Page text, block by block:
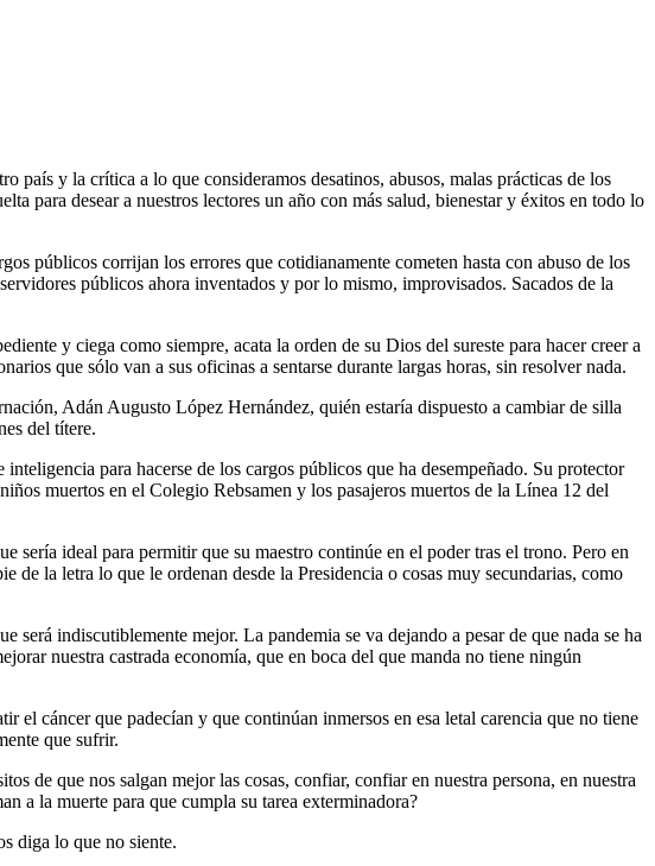
país y la crítica a lo que consideramos desatinos, abusos, malas prácticas de los
para desear a nuestros lectores un año con más salud, bienestar y éxitos en todo lo
públicos corrijan los errores que cotidianamente cometen hasta con abuso de los
públicos ahora inventados y por lo mismo, improvisados. Sacados de la
y ciega como siempre, acata la orden de su Dios del sureste para hacer creer a
que sólo van a sus oficinas a sentarse durante largas horas, sin resolver nada.
Adán Augusto López Hernández, quién estaría dispuesto a cambiar de silla
del títere.
para hacerse de los cargos públicos que ha desempeñado. Su protector
muertos en el Colegio Rebsamen y los pasajeros muertos de la Línea 12 del
sería ideal para permitir que su maestro continúe en el poder tras el trono. Pero en
de la letra lo que le ordenan desde la Presidencia o cosas muy secundarias, como
indiscutiblemente mejor. La pandemia se va dejando a pesar de que nada se ha
nuestra castrada economía, que en boca del que manda no tiene ningún
cáncer que padecían y que continúan inmersos en esa letal carencia que no tiene
que sufrir.
de que nos salgan mejor las cosas, confiar, confiar en nuestra persona, en nuestra
a la muerte para que cumpla su tarea exterminadora?
diga lo que no siente.